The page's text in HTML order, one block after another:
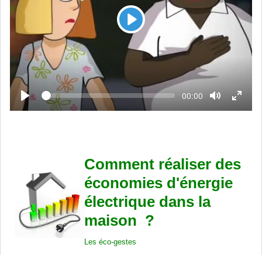
L
u
r
e
L
e
c
T
m
u
l
é
00:00
Comment réaliser des
économies d'énergie
électrique dans la
maison ?
Les éco-gestes